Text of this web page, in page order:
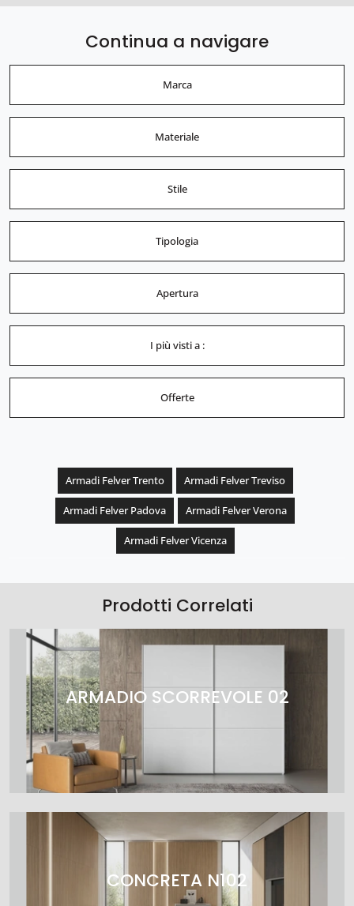
Continua a navigare
Marca
Materiale
Stile
Tipologia
Apertura
I più visti a :
Offerte
Armadi Felver Trento Armadi Felver Treviso
Armadi Felver Padova Armadi Felver Verona
Armadi Felver Vicenza
Prodotti Correlati
ARMADIO SCORREVOLE 02
CONCRETA N102